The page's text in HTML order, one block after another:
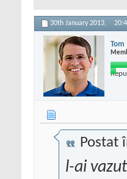
30th January 2013,
Tom
Postat
l-ai